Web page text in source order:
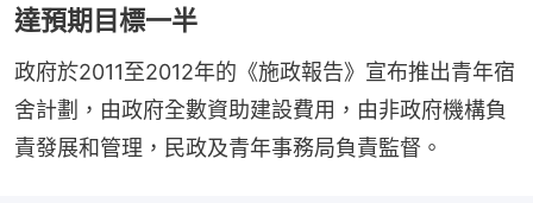
達預期目標一半
政府於2011至2012年的《施政報告》宣布推出青年宿
舍計劃，由政府全數資助建設費用，由非政府機構負
責發展和管理，民政及青年事務局負責監督。